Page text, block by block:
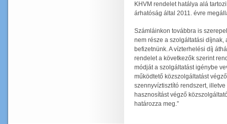
KHVM rendelet hatálya alá
árhatóság által 2011. évre
Számláinkon továbbra is
nem része a szolgáltatási
befizetnünk. A vízterhelési díj
rendelet a következők szerint
módját a szolgáltatást igénybe
működtető közszolgáltatást
szennyvíztisztító rendszert,
hasznosítást végző
határozza meg.”